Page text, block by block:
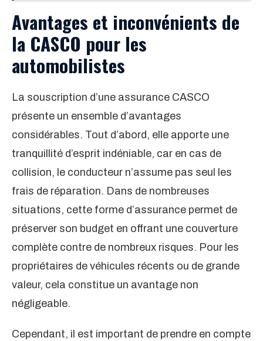
Avantages et inconvénients de
la CASCO pour les
automobilistes
La souscription d’une assurance CASCO
présente un ensemble d’avantages
considérables. Tout d’abord, elle apporte une
tranquillité d’esprit indéniable, car en cas de
collision, le conducteur n’assume pas seul les
frais de réparation. Dans de nombreuses
situations, cette forme d’assurance permet de
préserver son budget en offrant une couverture
complète contre de nombreux risques. Pour les
propriétaires de véhicules récents ou de grande
valeur, cela constitue un avantage non
négligeable.
Cependant, il est important de prendre en compte